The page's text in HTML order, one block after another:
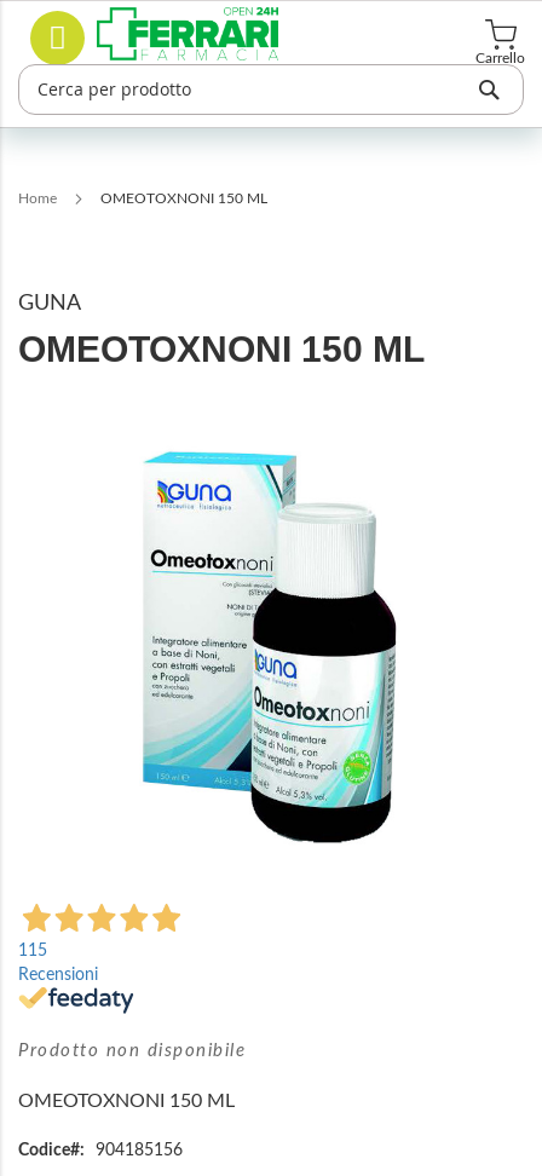
Salta
contenuto
Carrello
Cerca
Home OMEOTOXNONI 150 ML
GUNA
OMEOTOXNONI 150 ML
Vai
all'inizio
della
galleria
di
115
Recensioni
Prodotto non disponibile
OMEOTOXNONI 150 ML
Codice 904185156